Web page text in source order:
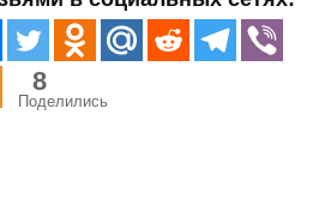
8
Поделились